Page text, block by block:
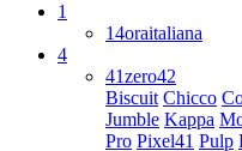
1
14oraitaliana
4
41zero42
Biscuit Chicco
Jumble Kappa
Pro Pixel41 Pulp